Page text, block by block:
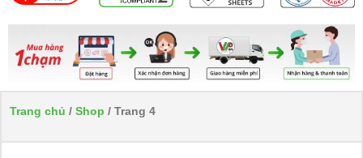
Trang chủ / Shop / Trang 4